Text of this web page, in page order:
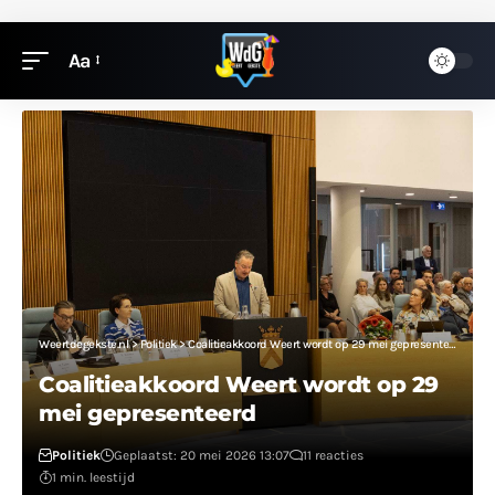
Aa
Weertdegekste.nl>Politiek>Coalitieakkoord Weert wordt op 29 mei gepresenteerd
Coalitieakkoord Weert wordt op 29
mei gepresenteerd
Politiek Geplaatst: 20 mei 2026 13:07
11 reacties
1 min. leestijd